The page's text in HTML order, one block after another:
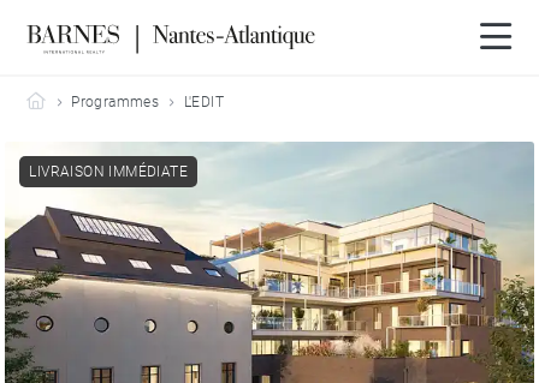
Barnes Nantes-Atlantique
Programmes L'EDIT
LIVRAISON IMMÉDIATE